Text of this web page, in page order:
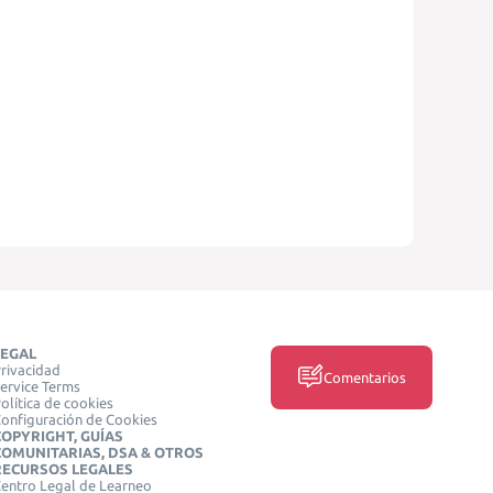
Terms
de cookies
de Cookies
GUÍAS
DSA & OTROS
LEGALES
Legal de Learneo
Comentarios